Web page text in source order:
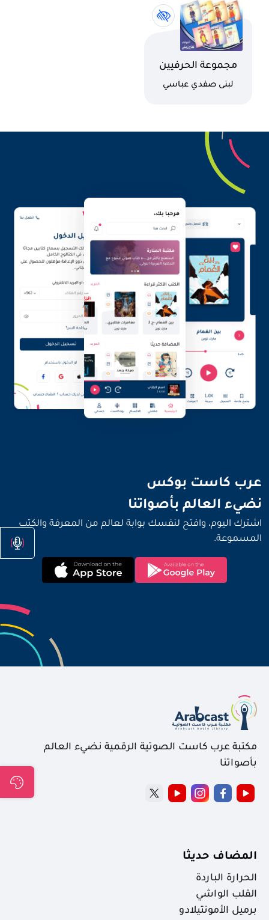
اسم الكتاب
مجموعة الحرفيين
كاتب
لبنى صفدي عباسي
عرب كاست بوكس
نضيء العالم بأصواتنا
اشترك اليوم، وافتح لنفسك بوابة لعالم من المعرفة والكتب
المسموعة.
مكتبة عرب كاست الصوتية الرقمية نضيء العالم
بأصواتنا
المضاف حديثا
الحرارة الباردة
القلب الواشي
برميل الأمونتيلادو